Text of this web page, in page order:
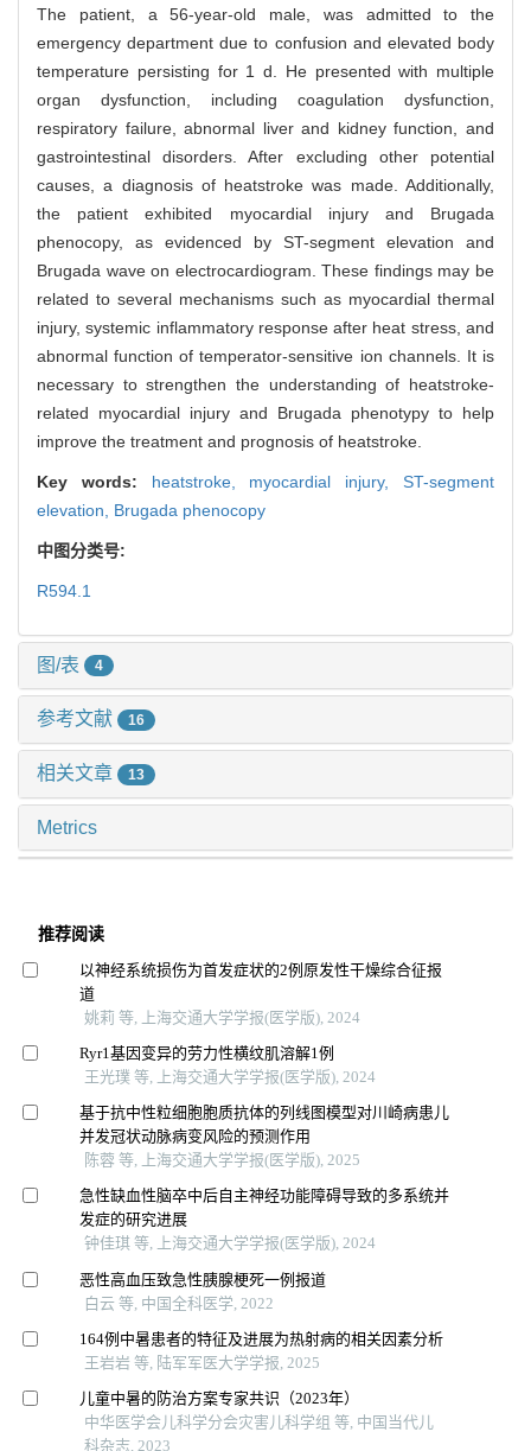
The patient, a 56-year-old male, was admitted to the
emergency department due to confusion and elevated body
temperature persisting for 1 d. He presented with multiple
organ dysfunction, including coagulation dysfunction,
respiratory failure, abnormal liver and kidney function, and
gastrointestinal disorders. After excluding other potential
causes, a diagnosis of heatstroke was made. Additionally,
the patient exhibited myocardial injury and Brugada
phenocopy, as evidenced by ST-segment elevation and
Brugada wave on electrocardiogram. These findings may be
related to several mechanisms such as myocardial thermal
injury, systemic inflammatory response after heat stress, and
abnormal function of temperator-sensitive ion channels. It is
necessary to strengthen the understanding of heatstroke-
related myocardial injury and Brugada phenotypy to help
improve the treatment and prognosis of heatstroke.
Key words: heatstroke, myocardial injury,ST-segment
elevation, Brugada phenocopy
中图分类号:
R594.1
图/表 4
参考文献 16
相关文章 13
Metrics
推荐阅读
以神经系统损伤为首发症状的2例原发性干燥综合征报
道
姚莉 等, 上海交通大学学报(医学版), 2024
Ryr1基因变异的劳力性横纹肌溶解1例
王光璞 等, 上海交通大学学报(医学版), 2024
基于抗中性粒细胞胞质抗体的列线图模型对川崎病患儿
并发冠状动脉病变风险的预测作用
陈蓉 等, 上海交通大学学报(医学版), 2025
急性缺血性脑卒中后自主神经功能障碍导致的多系统并
发症的研究进展
钟佳琪 等, 上海交通大学学报(医学版), 2024
恶性高血压致急性胰腺梗死一例报道
白云 等, 中国全科医学, 2022
164例中暑患者的特征及进展为热射病的相关因素分析
王岩岩 等, 陆军军医大学学报, 2025
儿童中暑的防治方案专家共识（2023年）
中华医学会儿科学分会灾害儿科学组 等, 中国当代儿
科杂志, 2023